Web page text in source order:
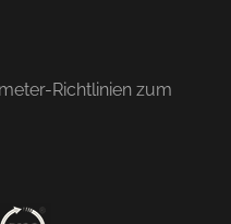
Richtlinien zum